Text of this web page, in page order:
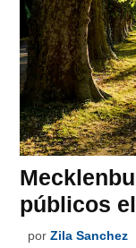
públicos
por Zila Sanchez